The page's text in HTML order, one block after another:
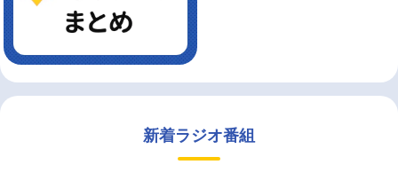
新着ラジオ番組